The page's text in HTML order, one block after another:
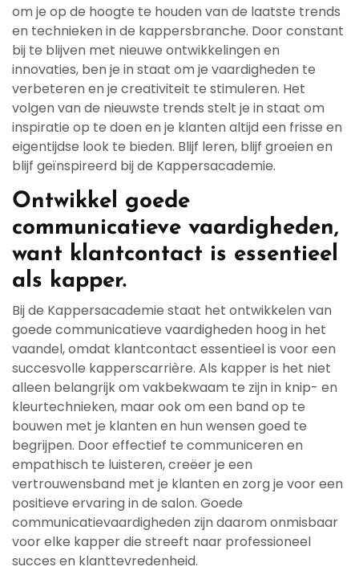
om je op de hoogte te houden van de laatste trends
en technieken in de kappersbranche. Door constant
bij te blijven met nieuwe ontwikkelingen en
innovaties, ben je in staat om je vaardigheden te
verbeteren en je creativiteit te stimuleren. Het
volgen van de nieuwste trends stelt je in staat om
inspiratie op te doen en je klanten altijd een frisse en
eigentijdse look te bieden. Blijf leren, blijf groeien en
blijf geïnspireerd bij de Kappersacademie.
Ontwikkel goede
communicatieve vaardigheden,
want klantcontact is essentieel
als kapper.
Bij de Kappersacademie staat het ontwikkelen van
goede communicatieve vaardigheden hoog in het
vaandel, omdat klantcontact essentieel is voor een
succesvolle kapperscarrière. Als kapper is het niet
alleen belangrijk om vakbekwaam te zijn in knip- en
kleurtechnieken, maar ook om een band op te
bouwen met je klanten en hun wensen goed te
begrijpen. Door effectief te communiceren en
empathisch te luisteren, creëer je een
vertrouwensband met je klanten en zorg je voor een
positieve ervaring in de salon. Goede
communicatievaardigheden zijn daarom onmisbaar
voor elke kapper die streeft naar professioneel
succes en klanttevredenheid.